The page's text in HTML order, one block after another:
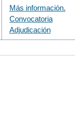
Más información.
Convocatoria
Adjudicación